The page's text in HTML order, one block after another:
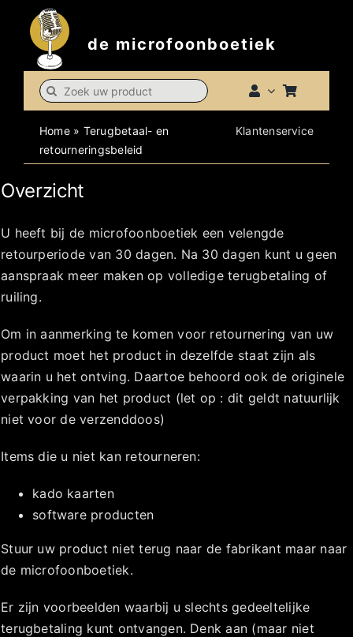
content
de microfoonboetiek
Search
for:
Home» Terugbetaal- en
retourneringsbeleid
Klantenservice
Overzicht
U heeft bij de microfoonboetiek een velengde
retourperiode van 30 dagen. Na 30 dagen kunt u geen
aanspraak meer maken op volledige terugbetaling of
ruiling.
Om in aanmerking te komen voor retournering van uw
product moet het product in dezelfde staat zijn als
waarin u het ontving. Daartoe behoord ook de originele
verpakking van het product (let op : dit geldt natuurlijk
niet voor de verzenddoos)
Items die u niet kan retourneren:
kado kaarten
software producten
Stuur uw product niet terug naar de fabrikant maar naar
de microfoonboetiek.
Er zijn voorbeelden waarbij u slechts gedeeltelijke
terugbetaling kunt ontvangen. Denk aan (maar niet